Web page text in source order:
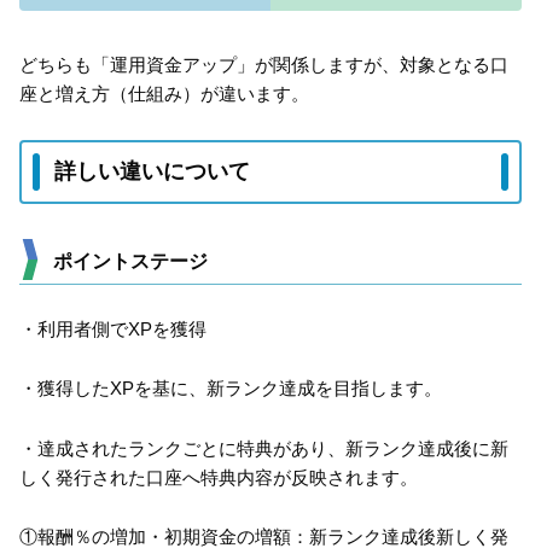
どちらも「運用資金アップ」が関係しますが、対象となる口
座と増え方（仕組み）が違います。
詳しい違いについて
ポイントステージ
・利用者側でXPを獲得
・獲得したXPを基に、新ランク達成を目指します。
・達成されたランクごとに特典があり、新ランク達成後に新
しく発行された口座へ特典内容が反映されます。
①報酬％の増加・初期資金の増額：新ランク達成後新しく発